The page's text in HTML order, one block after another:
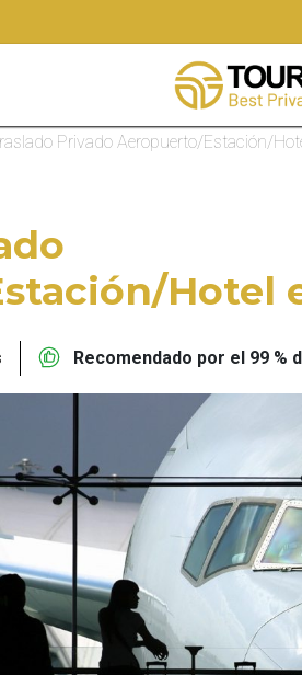
Privado Aeropuerto/Estación/
Hotel
Recomendado por el 99 %